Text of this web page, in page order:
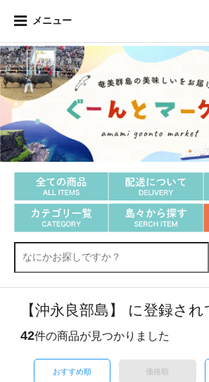
メニュー
【沖永良部島】 に登録さ
42件の商品が見つかりました
おすすめ順 価格順